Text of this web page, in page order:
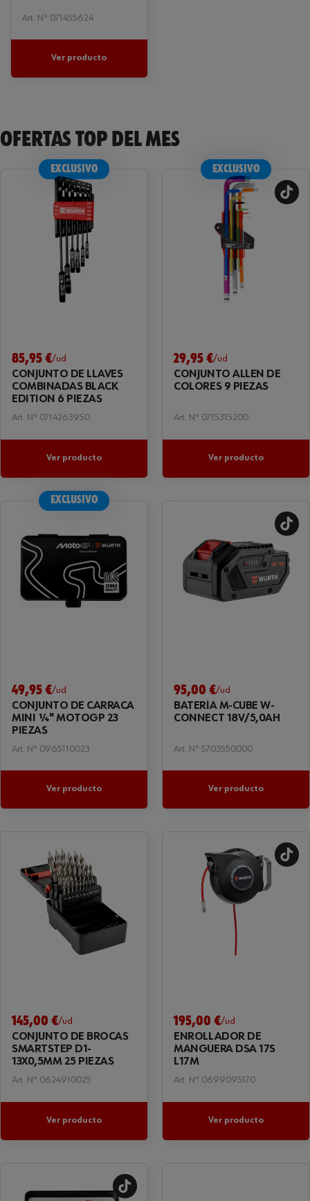
Art. Nº 071455624
Ver producto
OFERTAS TOP DEL MES
EXCLUSIVO
85,95 €/ud
CONJUNTO DE LLAVES
COMBINADAS BLACK
EDITION 6 PIEZAS
Art. Nº 0714263950
Ver producto
EXCLUSIVO
29,95 €/ud
CONJUNTO ALLEN DE
COLORES 9 PIEZAS
Art. Nº 0715315200
Ver producto
EXCLUSIVO
49,95 €/ud
CONJUNTO DE CARRACA
MINI ¼" MOTOGP 23
PIEZAS
Art. Nº 0965110023
Ver producto
95,00 €/ud
BATERÍA M-CUBE W-
CONNECT 18V/5,0AH
Art. Nº 5703550000
Ver producto
145,00 €/ud
CONJUNTO DE BROCAS
SMARTSTEP D1-
13X0,5MM 25 PIEZAS
Art. Nº 0624910025
Ver producto
195,00 €/ud
ENROLLADOR DE
MANGUERA DSA 17S
L17M
Art. Nº 0699095170
Ver producto